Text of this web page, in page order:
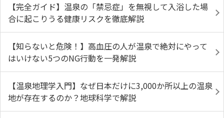
【完全ガイド】温泉の「禁忌症」を無視して入浴した場
合に起こりうる健康リスクを徹底解説
【知らないと危険！】高血圧の人が温泉で絶対にやって
はいけない5つのNG行動を一発解説
【温泉地理学入門】なぜ日本だけに3,000か所以上の温泉
地が存在するのか？地球科学で解説